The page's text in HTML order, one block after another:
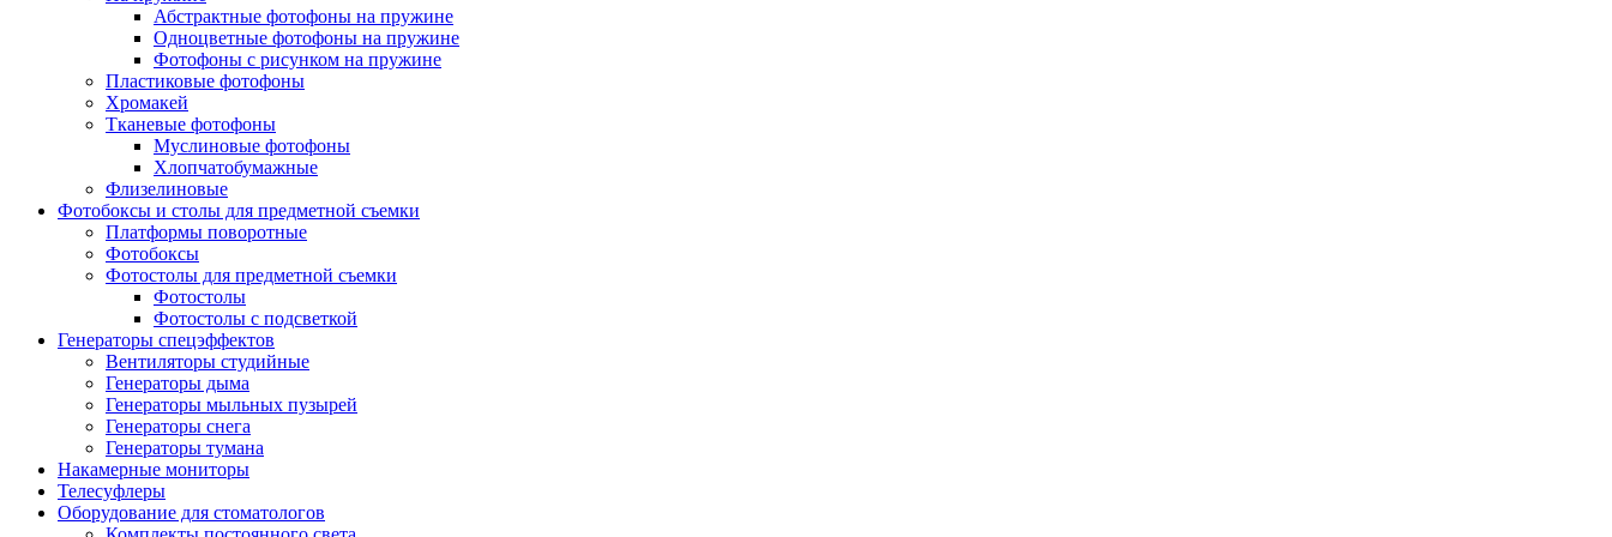
Абстрактные фотофоны на пружине
Одноцветные фотофоны на пружине
Фотофоны с рисунком на пружине
Пластиковые фотофоны
Хромакей
Тканевые фотофоны
Муслиновые фотофоны
Хлопчатобумажные
Флизелиновые
Фотобоксы и столы для предметной съемки
Платформы поворотные
Фотобоксы
Фотостолы для предметной съемки
Фотостолы
Фотостолы с подсветкой
Генераторы спецэффектов
Вентиляторы студийные
Генераторы дыма
Генераторы мыльных пузырей
Генераторы снега
Генераторы тумана
Накамерные мониторы
Телесуфлеры
Оборудование для стоматологов